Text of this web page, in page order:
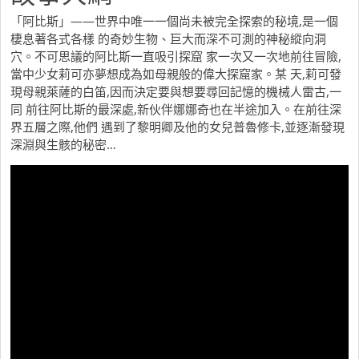
「阿比斯」——世界中唯一一個尚未被完全探索的秘境,是一個
棲息著各式各樣 的奇妙生物、巨大而深不可測的神秘縱向洞
穴。不可思議的阿比斯一直吸引探窟 家一次又一次地前往冒險,
當中少女莉可亦夢想成為如母親般的偉大探窟家。某 天,莉可發
現母親萊薩的白笛,因而決定要與想要尋回記憶的機械人雷古,一
同 前往阿比斯的最深處,新伙伴娜娜奇也在半途加入。在前往深
界五層之際,他們 遇到了黎明卿及他的女兒普魯修卡,並逐漸發現
深淵與生骸的秘密…